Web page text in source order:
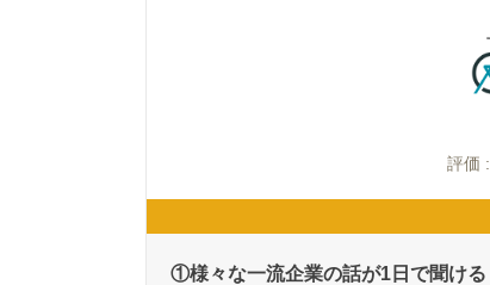
評価 :
①様々な一流企業の話が1日で聞ける